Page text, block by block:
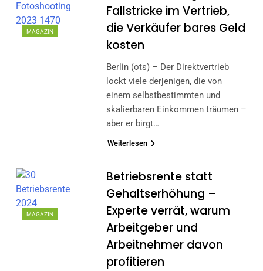
MAGAZIN
Fallstricke im Vertrieb,
die Verkäufer bares Geld
kosten
Berlin (ots) – Der Direktvertrieb
lockt viele derjenigen, die von
einem selbstbestimmten und
skalierbaren Einkommen träumen –
aber er birgt…
Weiterlesen
MAGAZIN
Betriebsrente statt
Gehaltserhöhung –
Experte verrät, warum
Arbeitgeber und
Arbeitnehmer davon
profitieren